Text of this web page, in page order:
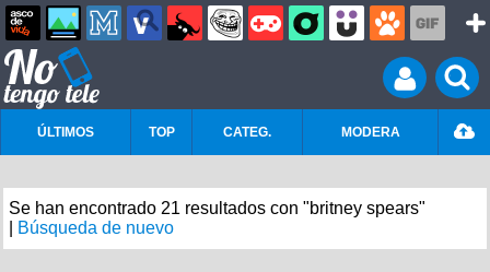
ÚLTIMOS TOP CATEG. MODERA
Se han encontrado 21 resultados con "britney spears"
Búsqueda de nuevo